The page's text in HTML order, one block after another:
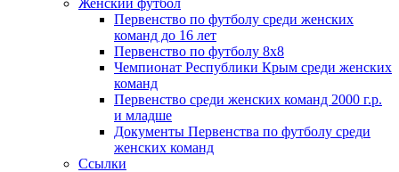
Женский футбол
Первенство по футболу среди женских
команд до 16 лет
Первенство по футболу 8х8
Чемпионат Республики Крым среди женских
команд
Первенство среди женских команд 2000 г.р.
и младше
Документы Первенства по футболу среди
женских команд
Ссылки